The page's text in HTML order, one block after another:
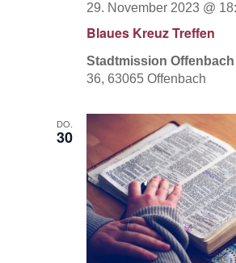
Blaues Kreuz Treffen
29. November 2023 @
Stadtmission
36, 63065 Offenbach
DO.
30